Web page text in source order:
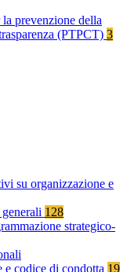
prevenzione della
(PTPCT) 3
su organizzazione e
128
strategico-
codice di condotta 19